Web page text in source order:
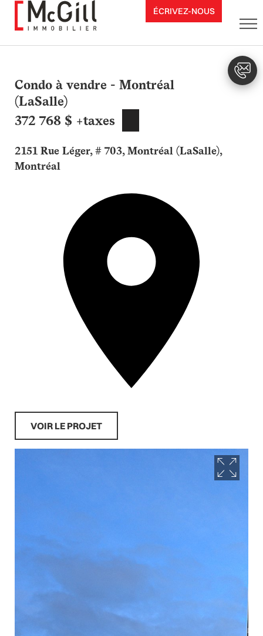
Aller
ÉCRIVEZ-NOUS
Condo à vendre - Montréal
(LaSalle)
372 768 $ +taxes
2151 Rue Léger, # 703, Montréal (LaSalle),
Montréal
VOIR LE PROJET